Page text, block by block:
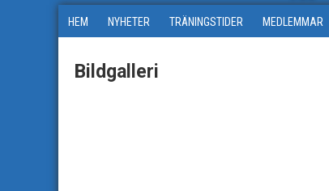
HEM NYHETER TRÄNINGSTIDER MEDLEMMAR
Bildgalleri